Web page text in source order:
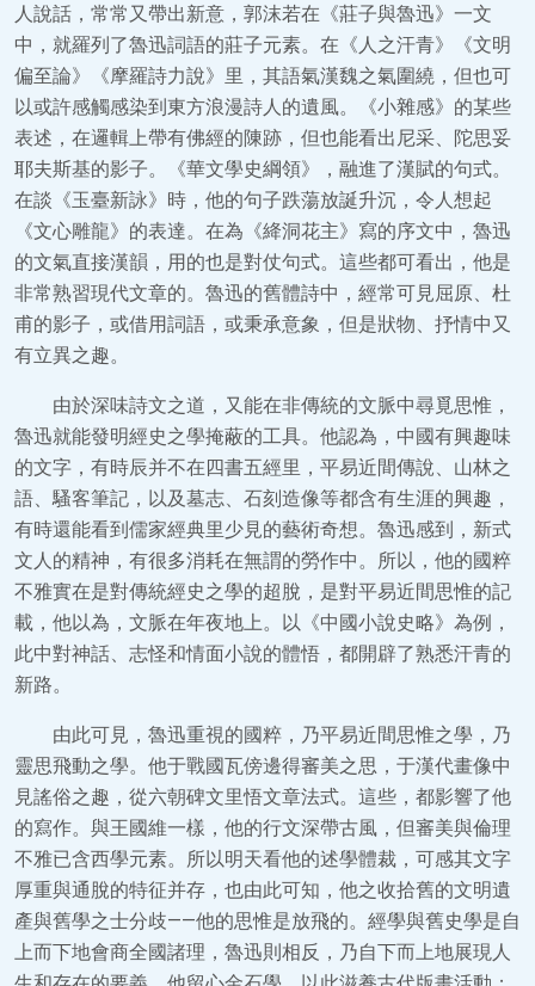
人說話，常常又帶出新意，郭沫若在《莊子與魯迅》一文
中，就羅列了魯迅詞語的莊子元素。在《人之汗青》《文明
偏至論》《摩羅詩力說》里，其語氣漢魏之氣圍繞，但也可
以或許感觸感染到東方浪漫詩人的遺風。《小雜感》的某些
表述，在邏輯上帶有佛經的陳跡，但也能看出尼采、陀思妥
耶夫斯基的影子。《華文學史綱領》，融進了漢賦的句式。
在談《玉臺新詠》時，他的句子跌蕩放誕升沉，令人想起
《文心雕龍》的表達。在為《絳洞花主》寫的序文中，魯迅
的文氣直接漢韻，用的也是對仗句式。這些都可看出，他是
非常熟習現代文章的。魯迅的舊體詩中，經常可見屈原、杜
甫的影子，或借用詞語，或秉承意象，但是狀物、抒情中又
有立異之趣。
由於深味詩文之道，又能在非傳統的文脈中尋覓思惟，
魯迅就能發明經史之學掩蔽的工具。他認為，中國有興趣味
的文字，有時辰并不在四書五經里，平易近間傳說、山林之
語、騷客筆記，以及墓志、石刻造像等都含有生涯的興趣，
有時還能看到儒家經典里少見的藝術奇想。魯迅感到，新式
文人的精神，有很多消耗在無謂的勞作中。所以，他的國粹
不雅實在是對傳統經史之學的超脫，是對平易近間思惟的記
載，他以為，文脈在年夜地上。以《中國小說史略》為例，
此中對神話、志怪和情面小說的體悟，都開辟了熟悉汗青的
新路。
由此可見，魯迅重視的國粹，乃平易近間思惟之學，乃
靈思飛動之學。他于戰國瓦傍邊得審美之思，于漢代畫像中
見謠俗之趣，從六朝碑文里悟文章法式。這些，都影響了他
的寫作。與王國維一樣，他的行文深帶古風，但審美與倫理
不雅已含西學元素。所以明天看他的述學體裁，可感其文字
厚重與通脫的特征并存，也由此可知，他之收拾舊的文明遺
產與舊學之士分歧——他的思惟是放飛的。經學與舊史學是自
上而下地會商全國諸理，魯迅則相反，乃自下而上地展現人